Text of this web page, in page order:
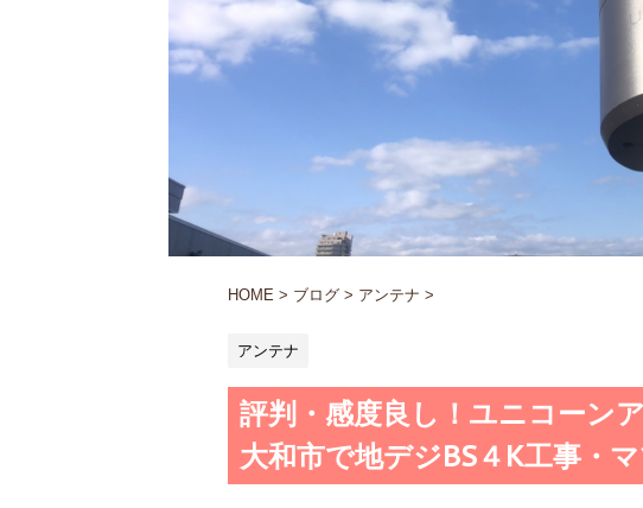
HOME > ブログ > アンテナ >
アンテナ
評判・感度良し！ユニコーン
大和市で地デジBS４K工事・